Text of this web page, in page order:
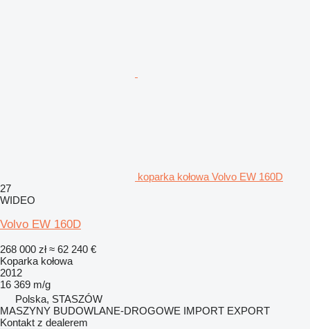
koparka kołowa Volvo EW 160D
27
WIDEO
Volvo EW 160D
268 000 zł ≈ 62 240 €
Koparka kołowa
2012
16 369 m/g
Polska, STASZÓW
MASZYNY BUDOWLANE-DROGOWE IMPORT EXPORT
Kontakt z dealerem